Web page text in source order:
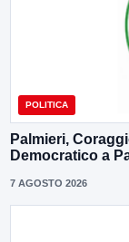
POLITICA
Palmieri,
Democratico a
7 AGOSTO 2026